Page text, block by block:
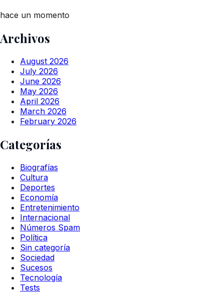
hace un momento
Archivos
August 2026
July 2026
June 2026
May 2026
April 2026
March 2026
February 2026
Categorías
Biografías
Cultura
Deportes
Economía
Entretenimiento
Internacional
Números Spam
Política
Sin categoría
Sociedad
Sucesos
Tecnología
Tests